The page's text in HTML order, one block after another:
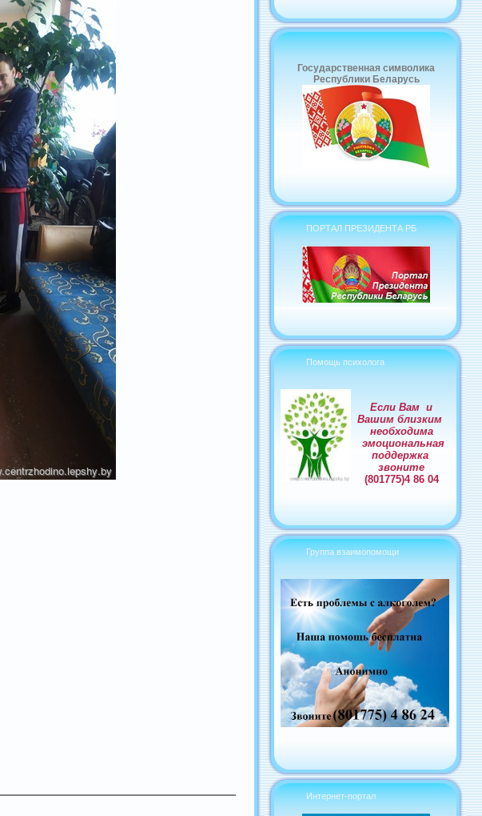
Государственная символика
Республики Беларусь
ПОРТАЛ ПРЕЗИДЕНТА РБ
Помощь психолога
Если Вам и
Вашим близким
необходима
эмоциональная
поддержка
звоните
(801775)4 86 04
Группа взаимопомощи
Интернет-портал